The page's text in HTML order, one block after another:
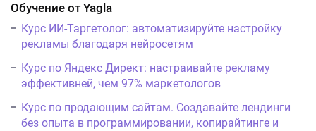
Обучение от Yagla
Курс ИИ-Таргетолог: автоматизируйте настройку
рекламы благодаря нейросетям
Курс по Яндекс Директ: настраивайте рекламу
эффективней, чем 97% маркетологов
Курс по продающим сайтам. Создавайте лендинги
без опыта в программировании, копирайтинге и